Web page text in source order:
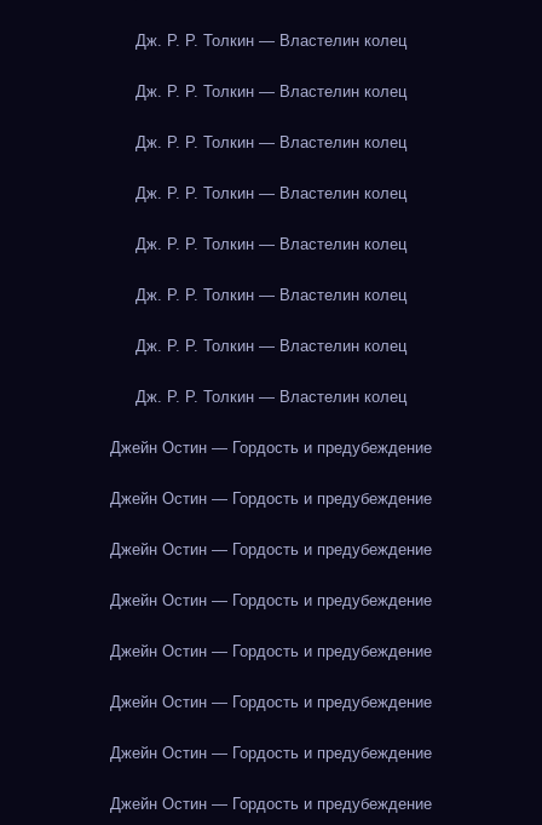
Дж. Р. Р. Толкин — Властелин колец
Дж. Р. Р. Толкин — Властелин колец
Дж. Р. Р. Толкин — Властелин колец
Дж. Р. Р. Толкин — Властелин колец
Дж. Р. Р. Толкин — Властелин колец
Дж. Р. Р. Толкин — Властелин колец
Дж. Р. Р. Толкин — Властелин колец
Дж. Р. Р. Толкин — Властелин колец
Джейн Остин — Гордость и предубеждение
Джейн Остин — Гордость и предубеждение
Джейн Остин — Гордость и предубеждение
Джейн Остин — Гордость и предубеждение
Джейн Остин — Гордость и предубеждение
Джейн Остин — Гордость и предубеждение
Джейн Остин — Гордость и предубеждение
Джейн Остин — Гордость и предубеждение